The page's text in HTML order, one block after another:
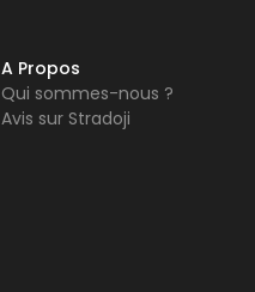
A Propos
Qui sommes-nous ?
Avis sur Stradoji